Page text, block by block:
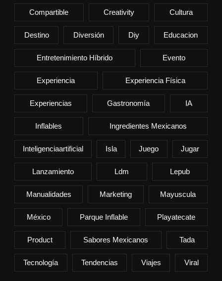
Compartible Creativity Cultura
Destino Diversión Diy Educacion
Entretenimiento Híbrido Evento
Experiencia Experiencia Física
Experiencias Gastronomía IA
Inflables Ingredientes Mexicanos
Inteligenciaartificial Isla Juego Jugar
Lanzamiento Ldm Lepub
Manualidades Marketing Mayuscula
México Parque Inflable Playatecate
Product Sabores Mexicanos Tada
Tecnología Tendencias Viajes Viral